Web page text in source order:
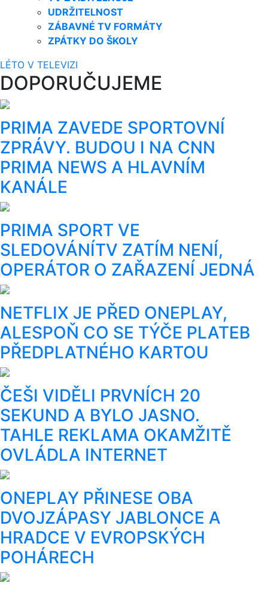
UDRŽITELNOST
ZÁBAVNÉ TV FORMÁTY
ZPÁTKY DO ŠKOLY
LÉTO V TELEVIZI
DOPORUČUJEME
PRIMA ZAVEDE SPORTOVNÍ
ZPRÁVY. BUDOU I NA CNN
PRIMA NEWS A HLAVNÍM
KANÁLE
PRIMA SPORT VE
SLEDOVÁNÍTV ZATÍM NENÍ,
OPERÁTOR O ZAŘAZENÍ JEDNÁ
NETFLIX JE PŘED ONEPLAY,
ALESPOŇ CO SE TÝČE PLATEB
PŘEDPLATNÉHO KARTOU
ČEŠI VIDĚLI PRVNÍCH 20
SEKUND A BYLO JASNO.
TAHLE REKLAMA OKAMŽITĚ
OVLÁDLA INTERNET
ONEPLAY PŘINESE OBA
DVOJZÁPASY JABLONCE A
HRADCE V EVROPSKÝCH
POHÁRECH